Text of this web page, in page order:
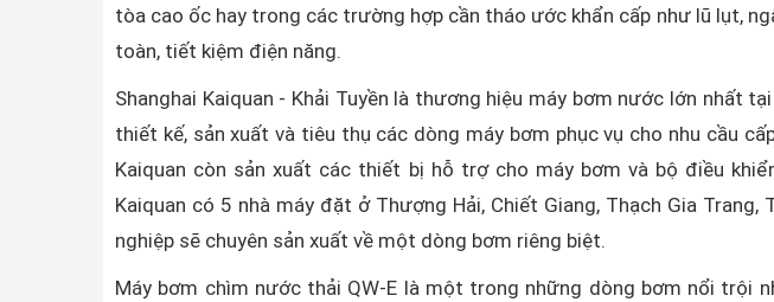
tòa cao ốc hay trong các trường hợp cần tháo ước khẩn cấp như lũ lụt,
toàn, tiết kiệm điện năng.
Shanghai Kaiquan - Khải Tuyền là thương hiệu máy bơm nước lớn nhất
thiết kế, sản xuất và tiêu thụ các dòng máy bơm phục vụ cho nhu cầu
Kaiquan còn sản xuất các thiết bị hỗ trợ cho máy bơm và bộ điều
Kaiquan có 5 nhà máy đặt ở Thượng Hải, Chiết Giang, Thạch Gia Trang,
nghiệp sẽ chuyên sản xuất về một dòng bơm riêng biệt.
Máy bơm chìm nước thải QW-E là một trong những dòng bơm nổi trội